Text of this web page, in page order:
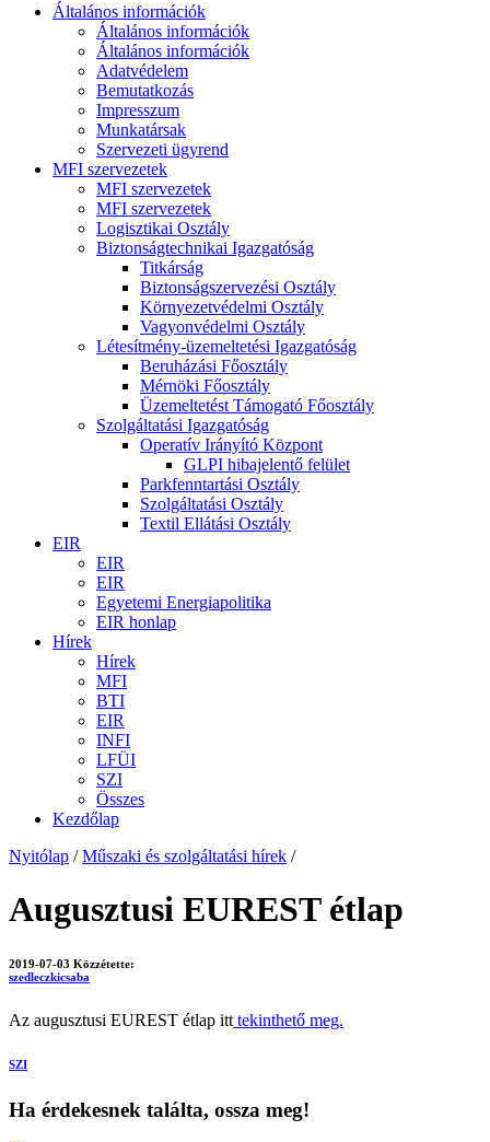
Általános információk
Általános információk
Általános információk
Adatvédelem
Bemutatkozás
Impresszum
Munkatársak
Szervezeti ügyrend
MFI szervezetek
MFI szervezetek
MFI szervezetek
Logisztikai Osztály
Biztonságtechnikai Igazgatóság
Titkárság
Biztonságszervezési Osztály
Környezetvédelmi Osztály
Vagyonvédelmi Osztály
Létesítmény-üzemeltetési Igazgatóság
Beruházási Főosztály
Mérnöki Főosztály
Üzemeltetést Támogató Főosztály
Szolgáltatási Igazgatóság
Operatív Irányító Központ
GLPI hibajelentő felület
Parkfenntartási Osztály
Szolgáltatási Osztály
Textil Ellátási Osztály
EIR
EIR
EIR
Egyetemi Energiapolitika
EIR honlap
Hírek
Hírek
MFI
BTI
EIR
INFI
LFÜI
SZI
Összes
Kezdőlap
Nyitólap / Műszaki és szolgáltatási hírek /
Augusztusi EUREST étlap
2019-07-03 Közzétette:
szedleczkicsaba
Az augusztusi EUREST étlap itt tekinthető meg.
SZI
Ha érdekesnek találta, ossza meg!